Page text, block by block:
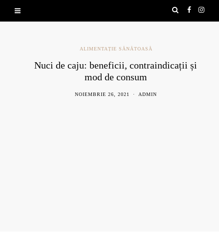
ALIMENTAȚIE SĂNĂTOASĂ
Nuci de caju: beneficii, contraindicații și
mod de consum
NOIEMBRIE 26, 2021 ADMIN